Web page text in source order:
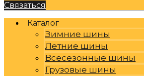
Связаться
Каталог
Зимние шины
Летние шины
Всесезонные шины
Грузовые шины